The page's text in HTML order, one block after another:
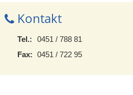
Kontakt
Tel.:
0451 / 788 81
Fax: 0451 / 722 95